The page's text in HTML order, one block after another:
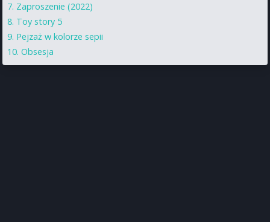
Zaproszenie (2022)
Toy story 5
Pejzaż w kolorze sepii
Obsesja